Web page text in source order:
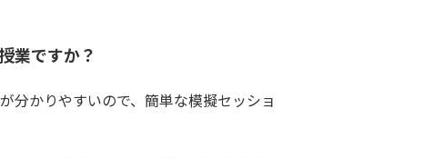
業ですか？
分かりやすいので、簡単な模擬セッショ